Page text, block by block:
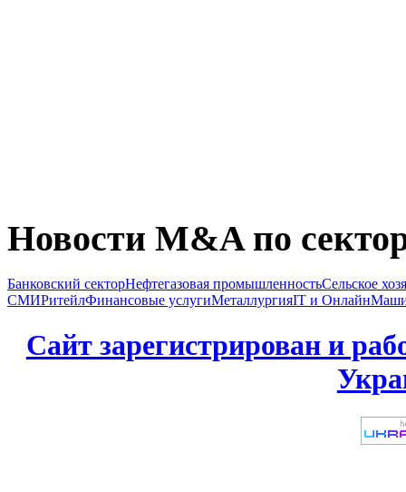
Новости M&A по
Банковский секторНефтегазовая промышленностьСельское
СМИРитейлФинансовые услугиМеталлургияIT и Онлайн
Сайт зарегистрирован и